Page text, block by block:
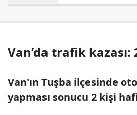
Van’da trafik kazası:
Van'ın Tuşba ilçesinde
yapması sonucu 2 kişi